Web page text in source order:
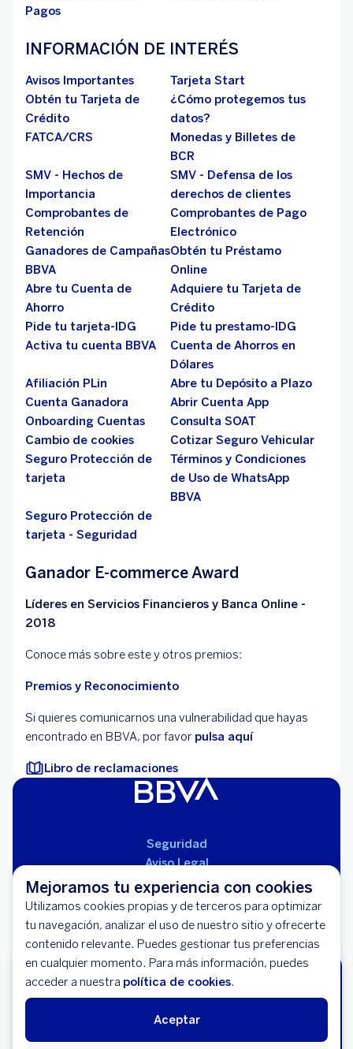
Mejoramos tu experiencia con cookies
Utilizamos cookies propias y de terceros para optimizar
tu navegación, analizar el uso de nuestro sitio y ofrecerte
contenido relevante. Puedes gestionar tus preferencias
en cualquier momento. Para más información, puedes
acceder a nuestra política de cookies.
Aceptar
¡Asegura y llena el tanque!
Hasta S/200 en combustible con
tu Seguro Vehicular
Pagos
INFORMACIÓN DE INTERÉS
Avisos Importantes
Tarjeta Start
Obtén tu Tarjeta de
Crédito
¿Cómo protegemos tus
datos?
FATCA/CRS
Monedas y Billetes de
BCR
SMV - Hechos de
Importancia
SMV - Defensa de los
derechos de clientes
Comprobantes de
Retención
Comprobantes de Pago
Electrónico
Ganadores de Campañas
BBVA
Obtén tu Préstamo
Online
Abre tu Cuenta de
Ahorro
Adquiere tu Tarjeta de
Crédito
Pide tu tarjeta-IDG
Pide tu prestamo-IDG
Activa tu cuenta BBVA
Cuenta de Ahorros en
Dólares
Afiliación PLin
Abre tu Depósito a Plazo
Cuenta Ganadora
Abrir Cuenta App
Onboarding Cuentas
Consulta SOAT
Cambio de cookies
Cotizar Seguro Vehicular
Seguro Protección de
tarjeta
Términos y Condiciones
de Uso de WhatsApp
BBVA
Seguro Protección de
tarjeta - Seguridad
Ganador E-commerce Award
Líderes en Servicios Financieros y Banca Online -
2018
Conoce más sobre este y otros premios:
Premios y Reconocimiento
Si quieres comunicarnos una vulnerabilidad que hayas
encontrado en BBVA, por favor pulsa aquí
Libro de reclamaciones
Seguridad
Aviso Legal
Cláusulas Generales de Contratación
Mapa del Sitio
Libro de Reclamaciones
Llámanos (01) 595-0000
Banco BBVA Perú - RUC 20100130204
Av. República de Panamá 3055 - San Isidro